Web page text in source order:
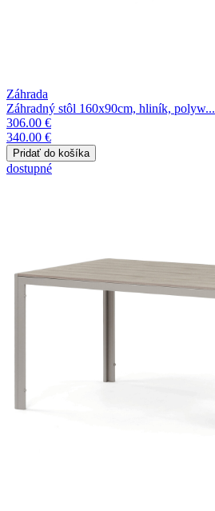
Záhrada
Záhradný stôl 160x90cm, hliník, polyw...
306.00 €
340.00 €
dostupné